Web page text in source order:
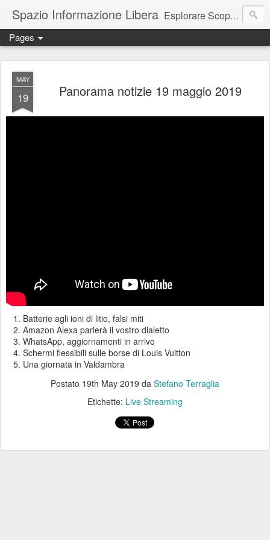
Spazio Informazione Libera Esplorare Scoprire Creare
Escursioni, viaggi, arte, tecnologia, attualità
Pages
MAY
19 Panorama notizie 19 maggio 2019
Batterie agli ioni di litio, falsi miti
Amazon Alexa parlerà il vostro dialetto
WhatsApp, aggiornamenti in arrivo
Schermi flessibili sulle borse di Louis Vuitton
Una giornata in Valdambra
Postato 19th May 2019 da Stefano Terraglia
Etichette: Live Streaming